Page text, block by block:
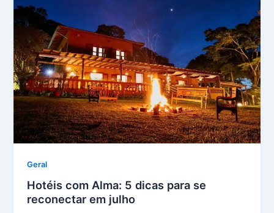
Geral
Hotéis com Alma: 5 dicas para se
reconectar em julho